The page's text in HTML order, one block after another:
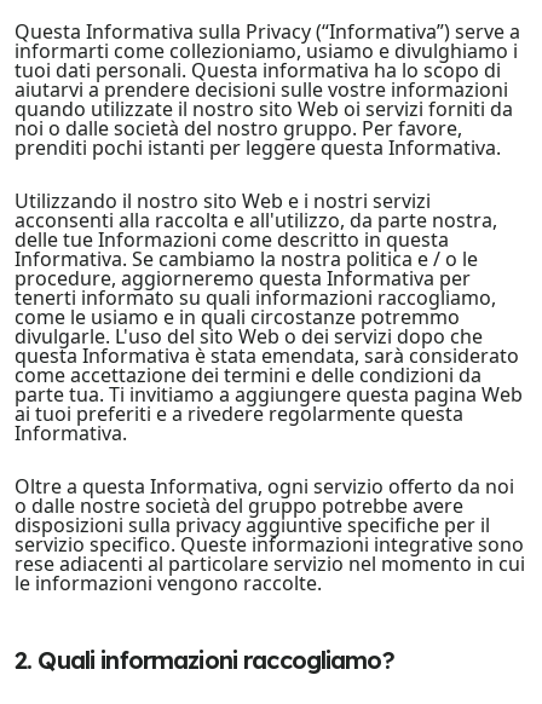
Questa Informativa sulla Privacy (“Informativa”) serve a
informarti come collezioniamo, usiamo e divulghiamo i
tuoi dati personali. Questa informativa ha lo scopo di
aiutarvi a prendere decisioni sulle vostre informazioni
quando utilizzate il nostro sito Web oi servizi forniti da
noi o dalle società del nostro gruppo. Per favore,
prenditi pochi istanti per leggere questa Informativa.
Utilizzando il nostro sito Web e i nostri servizi
acconsenti alla raccolta e all'utilizzo, da parte nostra,
delle tue Informazioni come descritto in questa
Informativa. Se cambiamo la nostra politica e / o le
procedure, aggiorneremo questa Informativa per
tenerti informato su quali informazioni raccogliamo,
come le usiamo e in quali circostanze potremmo
divulgarle. L'uso del sito Web o dei servizi dopo che
questa Informativa è stata emendata, sarà considerato
come accettazione dei termini e delle condizioni da
parte tua. Ti invitiamo a aggiungere questa pagina Web
ai tuoi preferiti e a rivedere regolarmente questa
Informativa.
Oltre a questa Informativa, ogni servizio offerto da noi
o dalle nostre società del gruppo potrebbe avere
disposizioni sulla privacy aggiuntive specifiche per il
servizio specifico. Queste informazioni integrative sono
rese adiacenti al particolare servizio nel momento in cui
le informazioni vengono raccolte.
2. Quali informazioni raccogliamo?